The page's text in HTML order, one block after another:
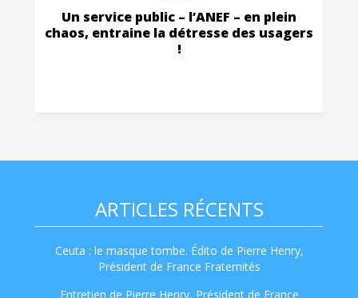
Un service public – l’ANEF – en plein
chaos, entraine la détresse des usagers
!
ARTICLES RÉCENTS
Ceuta : le masque tombe. Édito de Pierre Henry,
Président de France Fraternités
Entretien de Pierre Henry, Président de France